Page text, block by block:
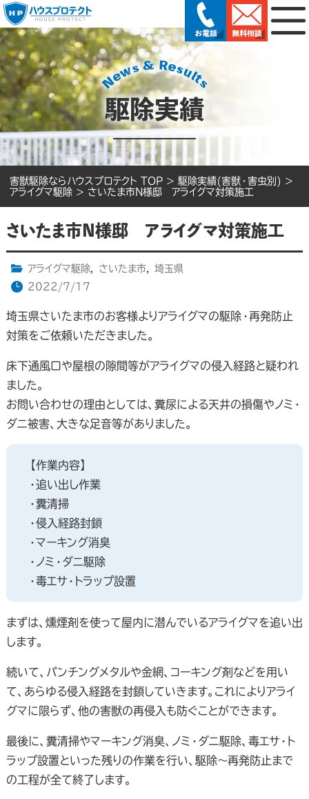
駆除実績
害獣駆除ならハウスプロテクト TOP > 駆除実績(害獣・害虫別) >
アライグマ駆除 > さいたま市N様邸 アライグマ対策施工
さいたま市N様邸 アライグマ対策施工
アライグマ駆除, さいたま市,
埼玉県
2022/7/17
埼玉県さいたま市のお客様よりアライグマの駆除・再発防止
対策をご依頼いただきました。
床下通風口や屋根の隙間等がアライグマの侵入経路と疑われ
ました。
お問い合わせの理由としては、糞尿による天井の損傷やノミ・
ダニ被害、大きな足音等がありました。
【作業内容】
・追い出し作業
・糞清掃
・侵入経路封鎖
・マーキング消臭
・ノミ・ダニ駆除
・毒エサ・トラップ設置
まずは、燻煙剤を使って屋内に潜んでいるアライグマを追い出
します。
続いて、パンチングメタルや金網、コーキング剤などを用い
て、あらゆる侵入経路を封鎖していきます。これによりアライ
グマに限らず、他の害獣の再侵入も防ぐことができます。
最後に、糞清掃やマーキング消臭、ノミ・ダニ駆除、毒エサ・ト
ラップ設置といった残りの作業を行い、駆除～再発防止まで
の工程が全て終了します。